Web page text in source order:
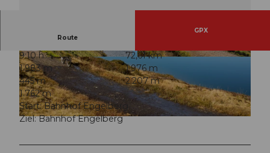
© Oskar Enander Photography, Engelberg-Titlis Tourismus AG
© Oskar Enander Photography, Engelberg-Titlis
Tourismus AG
Route
GPX
9:10 h
72,61 km
1.983 m
1.976 m
445 m
2.207 m
1.762 m
Start: Bahnhof Engelberg
Ziel: Bahnhof Engelberg